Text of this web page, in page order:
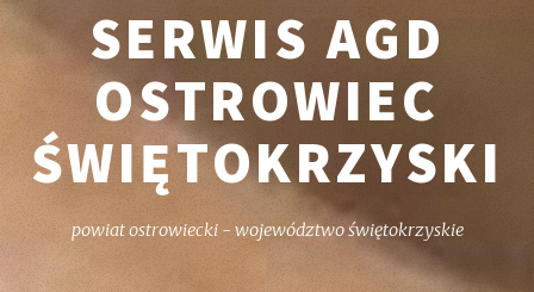
SERWIS AGD
OSTROWIEC
ŚWIĘTOKRZYSKI
powiat ostrowiecki - województwo świętokrzyskie